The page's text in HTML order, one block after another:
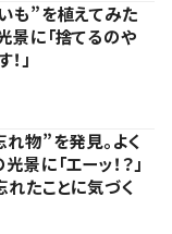
も”を植えてみた
に「捨てるのや
」
物”を発見。よく
景に「エーッ！？」
れたことに気づく